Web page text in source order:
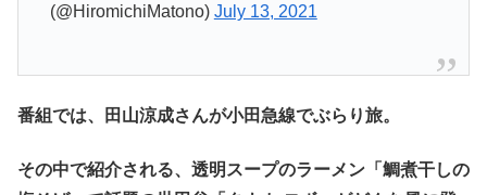
(@HiromichiMatono) July 13, 2021
番組では、 田山涼成さんが小田急線でぶらり旅。
その中で紹介される、透明スープのラーメン「鯛煮干しの